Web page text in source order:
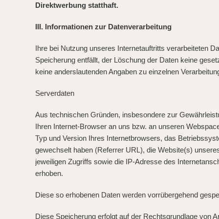
Direktwerbung statthaft.
III. Informationen zur Datenverarbeitung
Ihre bei Nutzung unseres Internetauftritts verarbeiteten
Speicherung entfällt, der Löschung der Daten keine
keine anderslautenden Angaben zu einzelnen
Serverdaten
Aus technischen Gründen, insbesondere zur
Ihren Internet-Browser an uns bzw. an unseren
Typ und Version Ihres Internetbrowsers, das
gewechselt haben (Referrer URL), die Website(s)
jeweiligen Zugriffs sowie die IP-Adresse des
erhoben.
Diese so erhobenen Daten werden vorrübergehend
Diese Speicherung erfolgt auf der Rechtsgrundlage von